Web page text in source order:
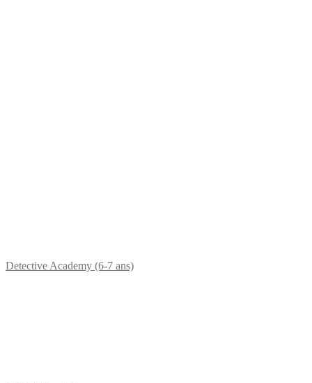
Detective Academy (6-7 ans)